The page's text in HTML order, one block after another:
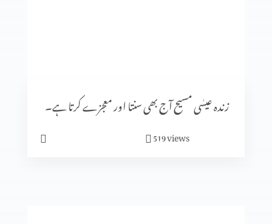
جنسی زیادتی کے بڑھتے ہوئے واقیات : اسباب اور حَل Part 3
زندہ عیسٰی مسیح آج بھی سنتا اور معجزے کرتا ہے۔
519views